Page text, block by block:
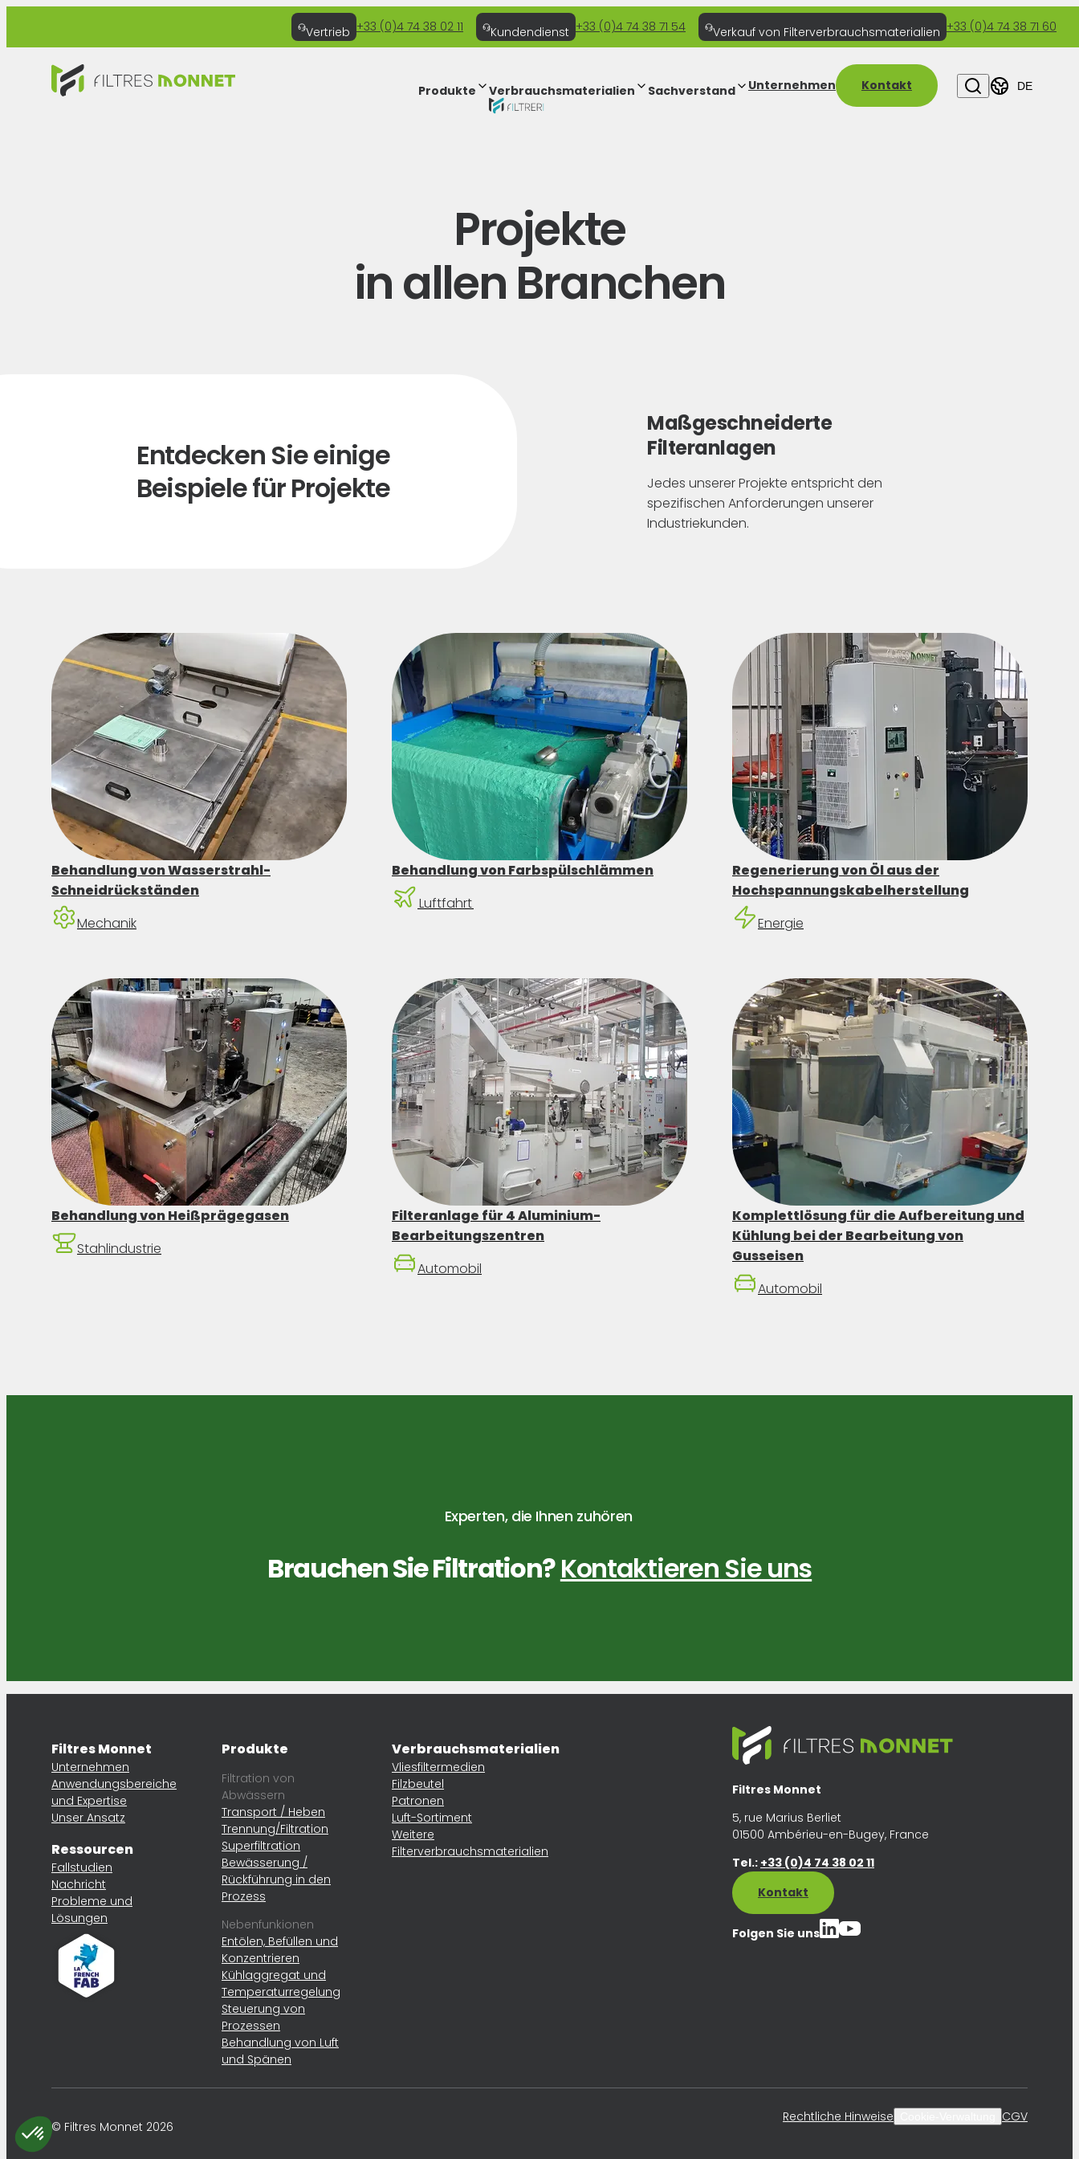
Vertrieb +33 (0)4 74 38 02 11 Kundendienst +33 (0)4 74 38 71 54 Verkauf von Filterverbrauchsmaterialien +33 (0)4 74 38 71 60
Produkte Verbrauchsmaterialien Sachverstand Unternehmen Kontakt DE
Projekte
in allen Branchen
Entdecken Sie einige
Beispiele für Projekte
Maßgeschneiderte
Filteranlagen
Jedes unserer Projekte entspricht den
spezifischen Anforderungen unserer
Industriekunden.
Behandlung von Wasserstrahl-
Schneidrückständen
Mechanik
Behandlung von Farbspülschlämmen
Luftfahrt
Regenerierung von Öl aus der
Hochspannungskabelherstellung
Energie
Behandlung von Heißprägegasen
Stahlindustrie
Filteranlage für 4 Aluminium-
Bearbeitungszentren
Automobil
Komplettlösung für die Aufbereitung und
Kühlung bei der Bearbeitung von
Gusseisen
Automobil
Experten, die Ihnen zuhören
Brauchen Sie Filtration?Kontaktieren Sie uns
Filtres Monnet
Unternehmen
Anwendungsbereiche
und Expertise
Unser Ansatz
Ressourcen
Fallstudien
Nachricht
Probleme und
Lösungen
Produkte
Filtration von
Abwässern
Transport / Heben
Trennung/Filtration
Superfiltration
Bewässerung /
Rückführung in den
Prozess
Nebenfunkionen
Entölen, Befüllen und
Konzentrieren
Kühlaggregat und
Temperaturregelung
Steuerung von
Prozessen
Behandlung von Luft
und Spänen
Verbrauchsmaterialien
Vliesfiltermedien
Filzbeutel
Patronen
Luft-Sortiment
Weitere
Filterverbrauchsmaterialien
Filtres Monnet
5, rue Marius Berliet
01500 Ambérieu-en-Bugey, France
Tel.: +33 (0)4 74 38 02 11
Kontakt
Folgen Sie uns
© Filtres Monnet 2026
Rechtliche Hinweise CGV